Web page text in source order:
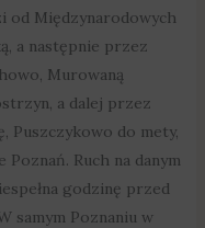
od Międzynarodowych
a następnie przez
Murowaną
a dalej przez
Puszczykowo do mety,
Ruch na danym
godzinę przed
samym Poznaniu w